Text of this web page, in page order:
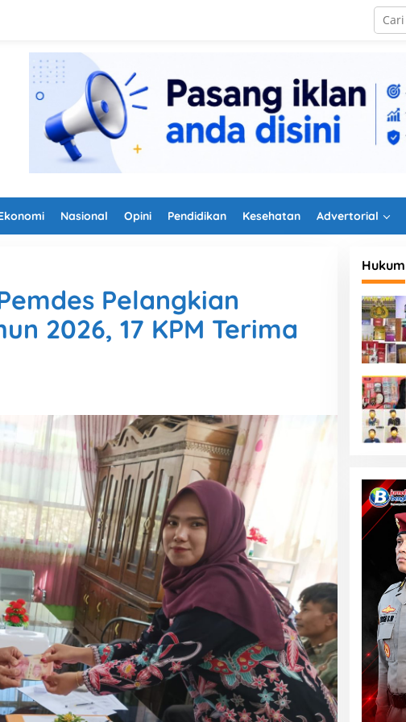
Nasional Opini Pendidikan Kesehatan Advertorial
Pelangkian
2026, 17 KPM Terima
Hukum